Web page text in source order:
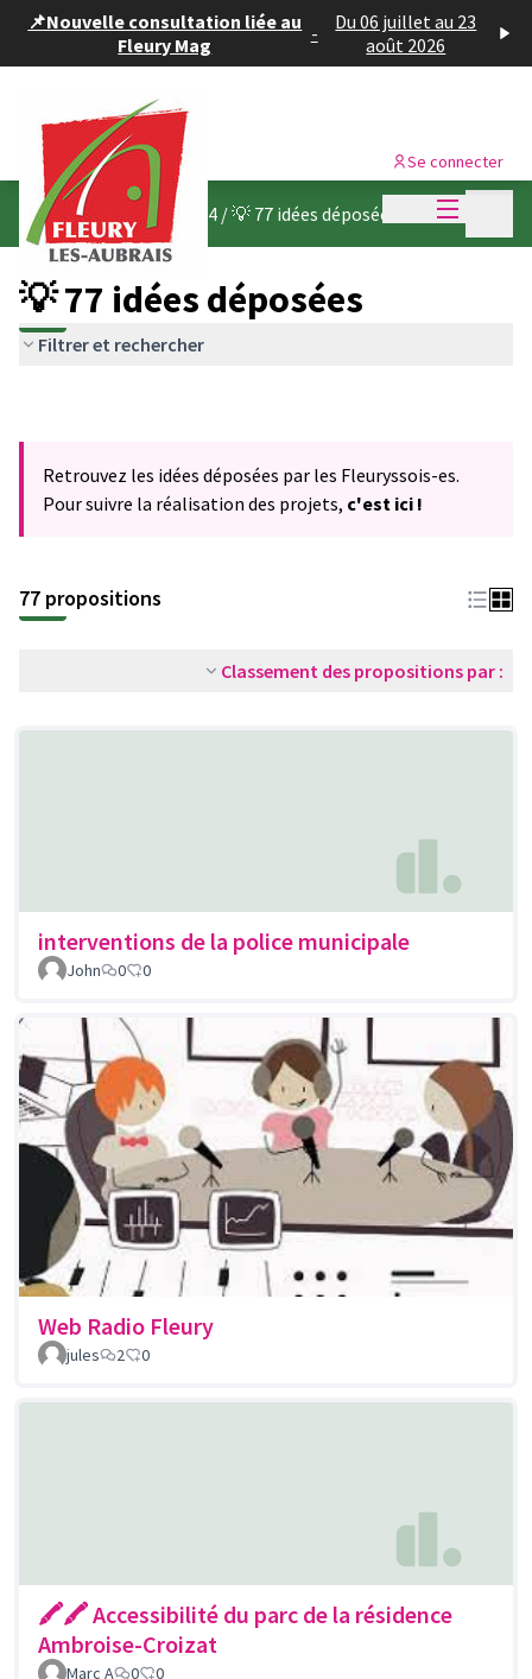
📌Nouvelle consultation liée au
Fleury Mag
-
Du 06 juillet au 23
août 2026
Menu
Se connecter
Budget participatif 2024 /💡 77 idées déposées
💡 77 idées déposées
Filtrer et rechercher
Retrouvez les idées déposées par les Fleuryssois-es.
Pour suivre la réalisation des projets, c'est ici !
77 propositions
Classement des propositions par :
interventions de la police municipale
John 0 0
Web Radio Fleury
jules 2 0
🖍🖍 Accessibilité du parc de la résidence
Ambroise-Croizat
Marc A 0 0
Panneau de gestion des cookies